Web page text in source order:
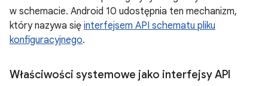
w schemacie. Android 10 udostępnia ten mechanizm,
który nazywa się interfejsem API schematu pliku
konfiguracyjnego.
Właściwości systemowe jako interfejsy API